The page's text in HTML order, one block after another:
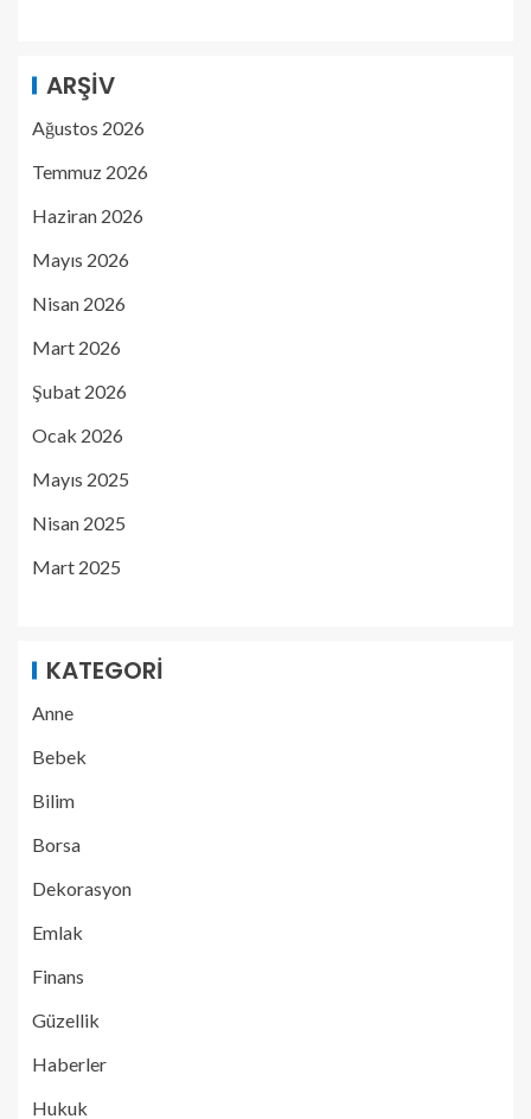
ARŞIV
Ağustos 2026
Temmuz 2026
Haziran 2026
Mayıs 2026
Nisan 2026
Mart 2026
Şubat 2026
Ocak 2026
Mayıs 2025
Nisan 2025
Mart 2025
KATEGORI
Anne
Bebek
Bilim
Borsa
Dekorasyon
Emlak
Finans
Güzellik
Haberler
Hukuk